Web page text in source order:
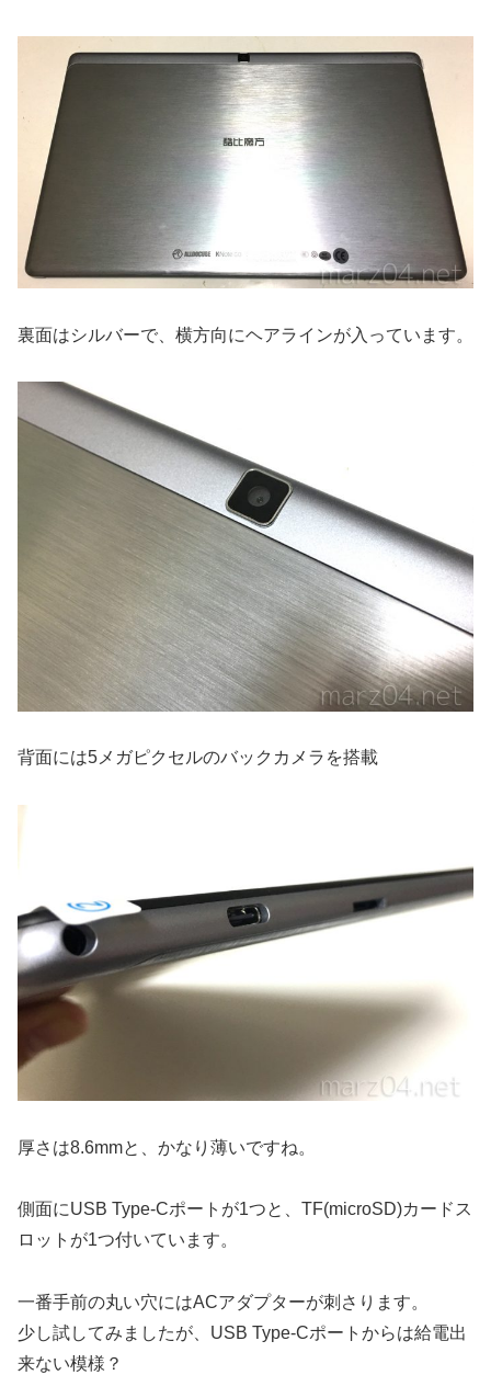
裏面はシルバーで、横方向にヘアラインが入っています。
背面には5メガピクセルのバックカメラを搭載
厚さは8.6mmと、かなり薄いですね。
側面にUSB Type-Cポートが1つと、TF(microSD)カードス
ロットが1つ付いています。
一番手前の丸い穴にはACアダプターが刺さります。
少し試してみましたが、USB Type-Cポートからは給電出
来ない模様？